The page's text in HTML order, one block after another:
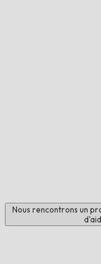
Nous rencontrons un